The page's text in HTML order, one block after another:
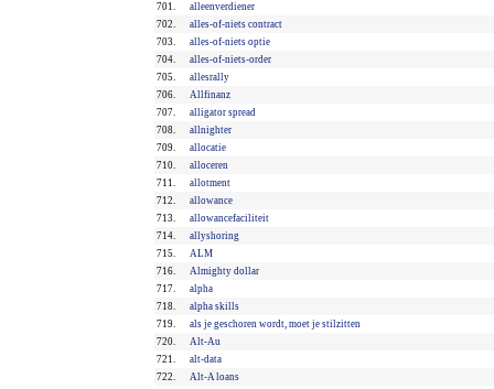
701.
alleenverdiener
702.
alles-of-niets contract
703.
alles-of-niets optie
704.
alles-of-niets-order
705.
allesrally
706.
Allfinanz
707.
alligator spread
708.
allnighter
709.
allocatie
710.
alloceren
711.
allotment
712.
allowance
713.
allowancefaciliteit
714.
allyshoring
715.
ALM
716.
Almighty dollar
717.
alpha
718.
alpha skills
719.
als je geschoren wordt, moet je stilzitten
720.
Alt-Au
721.
alt-data
722.
Alt-A loans